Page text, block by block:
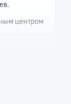
центром